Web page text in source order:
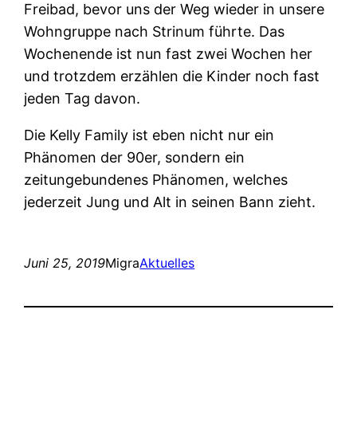
Freibad, bevor uns der Weg wieder in unsere
Wohngruppe nach Strinum führte. Das
Wochenende ist nun fast zwei Wochen her
und trotzdem erzählen die Kinder noch fast
jeden Tag davon.
Die Kelly Family ist eben nicht nur ein
Phänomen der 90er, sondern ein
zeitungebundenes Phänomen, welches
jederzeit Jung und Alt in seinen Bann zieht.
Juni 25, 2019MigraAktuelles